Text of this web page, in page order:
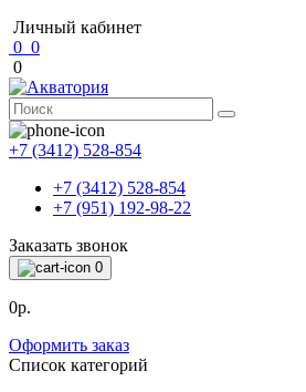
Личный кабинет
0 0
0
+7 (3412) 528-854
+7 (3412) 528-854
+7 (951) 192-98-22
Заказать звонок
0
0р.
Оформить заказ
Список категорий